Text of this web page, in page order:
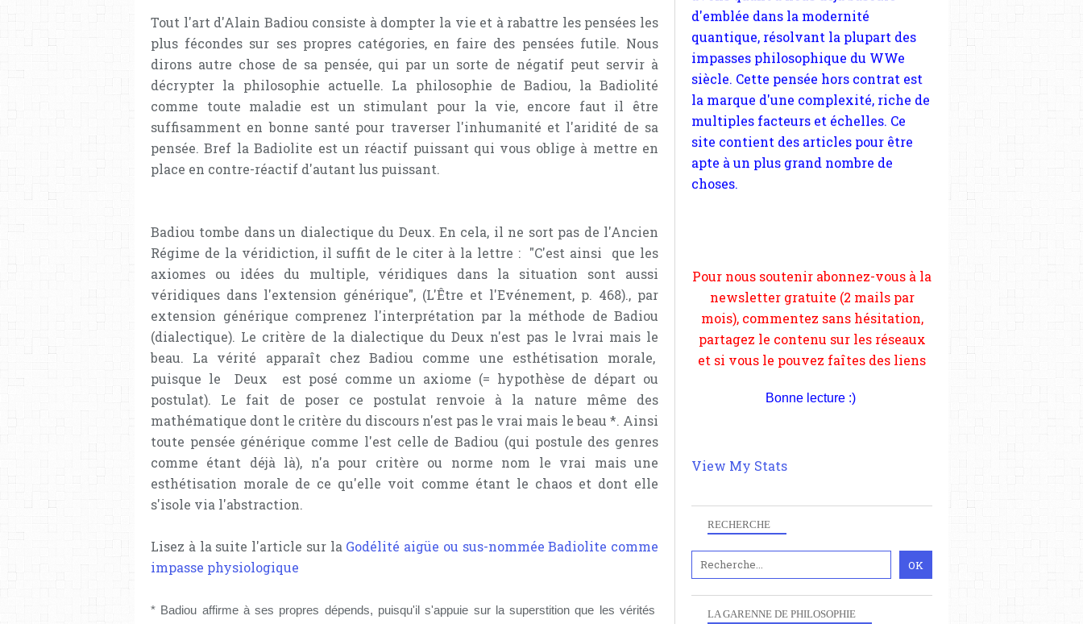
Tout l'art d'Alain Badiou consiste à dompter la vie et à rabattre les pensées les
plus fécondes sur ses propres catégories, en faire des pensées futile. Nous
dirons autre chose de sa pensée, qui par un sorte de négatif peut servir à
décrypter la philosophie actuelle. La philosophie de Badiou, la Badiolité
comme toute maladie est un stimulant pour la vie, encore faut il être
suffisamment en bonne santé pour traverser l'inhumanité et l'aridité de sa
pensée. Bref la Badiolite est un réactif puissant qui vous oblige à mettre en
place en contre-réactif d'autant lus puissant.
Badiou tombe dans un dialectique du Deux. En cela, il ne sort pas de l'Ancien
Régime de la véridiction, il suffit de le citer à la lettre : "C'est ainsi que les
axiomes ou idées du multiple, véridiques dans la situation sont aussi
véridiques dans l'extension générique", (L'Être et l'Evénement, p. 468)., par
extension générique comprenez l'interprétation par la méthode de Badiou
(dialectique). Le critère de la dialectique du Deux n'est pas le lvrai mais le
beau. La vérité apparaît chez Badiou comme une esthétisation morale,
puisque le Deux est posé comme un axiome (= hypothèse de départ ou
postulat). Le fait de poser ce postulat renvoie à la nature même des
mathématique dont le critère du discours n'est pas le vrai mais le beau *. Ainsi
toute pensée générique comme l'est celle de Badiou (qui postule des genres
comme étant déjà là), n'a pour critère ou norme nom le vrai mais une
esthétisation morale de ce qu'elle voit comme étant le chaos et dont elle
s'isole via l'abstraction.
Lisez à la suite l'article sur la Godélité aigüe ou sus-nommée Badiolite comme
impasse physiologique
* Badiou affirme à ses propres dépends, puisqu'il s'appuie sur la superstition que les vérités
RECHERCHE
LA GARENNE DE PHILOSOPHIE
la marque d'une complexité, riche de
multiples facteurs et échelles. Ce
site contient des articles pour être
apte à un plus grand nombre de
choses.
et si vous le pouvez faîtes des liens
depuis votre site.
Bonne lecture :)
View My Stats